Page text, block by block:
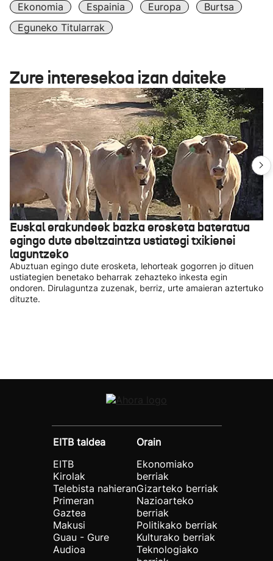
Ekonomia Espainia Europa
Burtsa
Eguneko Titularrak
Zure interesekoa izan daiteke
Euskal erakundeek bazka erosketa bateratua
egingo dute abeltzaintza ustiategi txikienei
laguntzeko
Abuztuan egingo dute erosketa, lehorteak gogorren jo dituen
ustiategien benetako beharrak zehazteko inkesta egin
ondoren. Dirulaguntza zuzenak, berriz, urte amaieran aztertuko
dituzte.
EITB taldea
EITB
Kirolak
Telebista nahieran
Primeran
Gaztea
Makusi
Guau - Gure
Audioa
Orain
Ekonomiako
berriak
Gizarteko berriak
Nazioarteko
berriak
Politikako berriak
Kulturako berriak
Teknologiako